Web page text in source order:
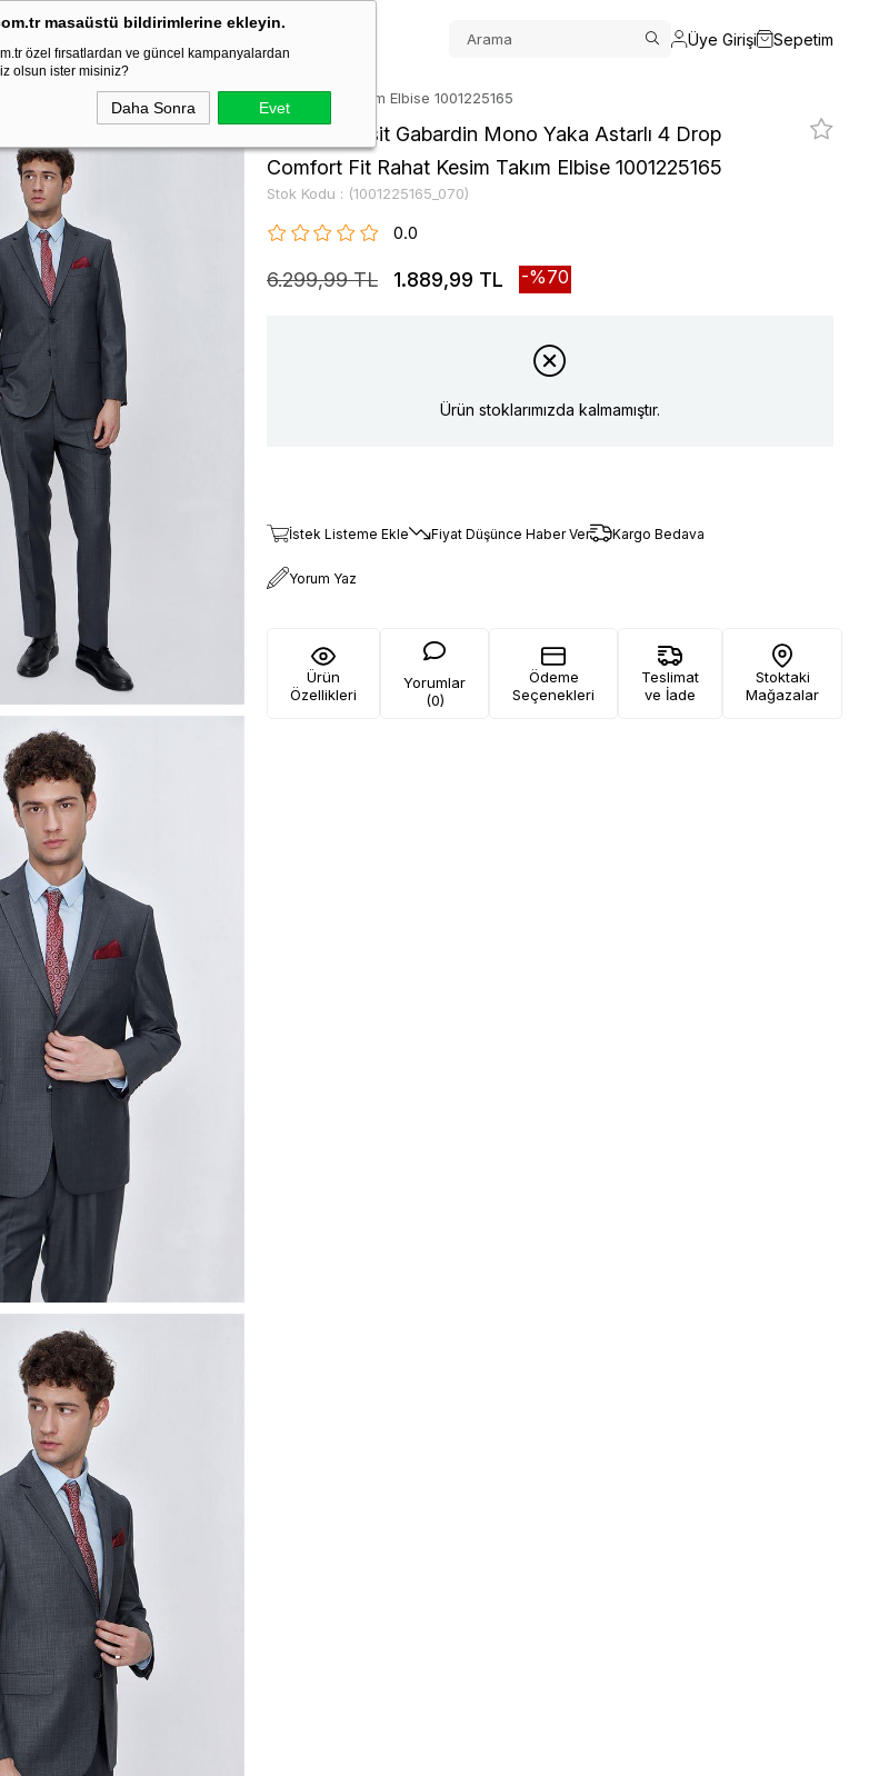
masaüstü bildirimlerine ekleyin.
özel fırsatlardan ve güncel kampanyalardan
olsun ister misiniz?
Daha Sonra Evet
Üye Girişi Sepetim
Yaka Astarlı 4 Drop Comfort Fit Rahat Kesim Takım Elbise 1001225165
Koyu Antrasit Gabardin Mono Yaka Astarlı 4 Drop
Comfort Fit Rahat Kesim Takım Elbise 1001225165
Stok Kodu (1001225165_070)
0.0
6.299,99 TL 1.889,99 TL 70
Ürün stoklarımızda kalmamıştır.
İstek Listeme Ekle Fiyat Düşünce Haber Ver Kargo Bedava
Yorum Yaz
Ürün
Özellikleri
Yorumlar
(0)
Ödeme
Seçenekleri
Teslimat
ve İade
Stoktaki
Mağazalar